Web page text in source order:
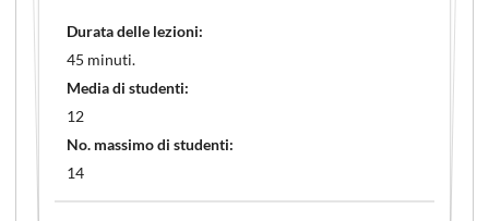
Durata delle lezioni:
45 minuti.
Media di studenti:
12
No. massimo di studenti:
14